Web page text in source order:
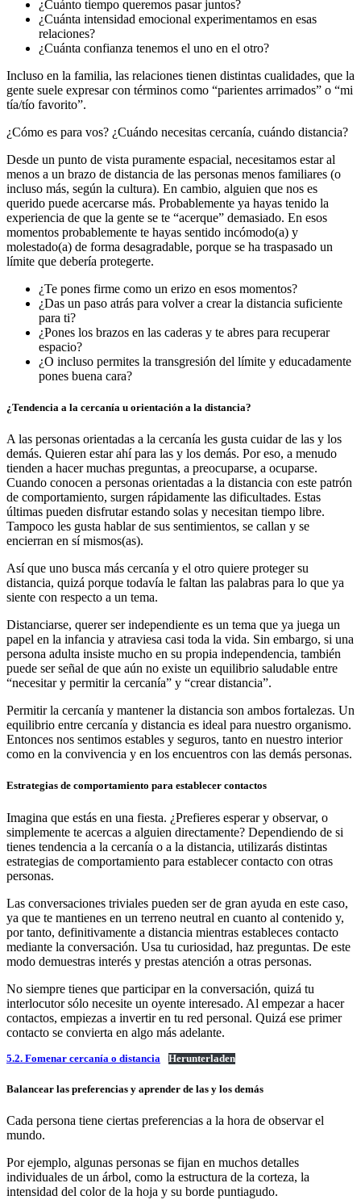
¿Cuánto tiempo queremos pasar juntos?
¿Cuánta intensidad emocional experimentamos en esas
relaciones?
¿Cuánta confianza tenemos el uno en el otro?
Incluso en la familia, las relaciones tienen distintas cualidades, que la
gente suele expresar con términos como “parientes arrimados” o “mi
tía/tío favorito”.
¿Cómo es para vos? ¿Cuándo necesitas cercanía, cuándo distancia?
Desde un punto de vista puramente espacial, necesitamos estar al
menos a un brazo de distancia de las personas menos familiares (o
incluso más, según la cultura). En cambio, alguien que nos es
querido puede acercarse más. Probablemente ya hayas tenido la
experiencia de que la gente se te “acerque” demasiado. En esos
momentos probablemente te hayas sentido incómodo(a) y
molestado(a) de forma desagradable, porque se ha traspasado un
límite que debería protegerte.
¿Te pones firme como un erizo en esos momentos?
¿Das un paso atrás para volver a crear la distancia suficiente
para ti?
¿Pones los brazos en las caderas y te abres para recuperar
espacio?
¿O incluso permites la transgresión del límite y educadamente
pones buena cara?
¿Tendencia a la cercanía u orientación a la distancia?
A las personas orientadas a la cercanía les gusta cuidar de las y los
demás. Quieren estar ahí para las y los demás. Por eso, a menudo
tienden a hacer muchas preguntas, a preocuparse, a ocuparse.
Cuando conocen a personas orientadas a la distancia con este patrón
de comportamiento, surgen rápidamente las dificultades. Estas
últimas pueden disfrutar estando solas y necesitan tiempo libre.
Tampoco les gusta hablar de sus sentimientos, se callan y se
encierran en sí mismos(as).
Así que uno busca más cercanía y el otro quiere proteger su
distancia, quizá porque todavía le faltan las palabras para lo que ya
siente con respecto a un tema.
Distanciarse, querer ser independiente es un tema que ya juega un
papel en la infancia y atraviesa casi toda la vida. Sin embargo, si una
persona adulta insiste mucho en su propia independencia, también
puede ser señal de que aún no existe un equilibrio saludable entre
“necesitar y permitir la cercanía” y “crear distancia”.
Permitir la cercanía y mantener la distancia son ambos fortalezas. Un
equilibrio entre cercanía y distancia es ideal para nuestro organismo.
Entonces nos sentimos estables y seguros, tanto en nuestro interior
como en la convivencia y en los encuentros con las demás personas.
Estrategias de comportamiento para establecer contactos
Imagina que estás en una fiesta. ¿Prefieres esperar y observar, o
simplemente te acercas a alguien directamente? Dependiendo de si
tienes tendencia a la cercanía o a la distancia, utilizarás distintas
estrategias de comportamiento para establecer contacto con otras
personas.
Las conversaciones triviales pueden ser de gran ayuda en este caso,
ya que te mantienes en un terreno neutral en cuanto al contenido y,
por tanto, definitivamente a distancia mientras estableces contacto
mediante la conversación. Usa tu curiosidad, haz preguntas. De este
modo demuestras interés y prestas atención a otras personas.
No siempre tienes que participar en la conversación, quizá tu
interlocutor sólo necesite un oyente interesado. Al empezar a hacer
contactos, empiezas a invertir en tu red personal. Quizá ese primer
contacto se convierta en algo más adelante.
5.2. Fomenar cercanía o distancia Herunterladen
Balancear las preferencias y aprender de las y los demás
Cada persona tiene ciertas preferencias a la hora de observar el
mundo.
Por ejemplo, algunas personas se fijan en muchos detalles
individuales de un árbol, como la estructura de la corteza, la
intensidad del color de la hoja y su borde puntiagudo.